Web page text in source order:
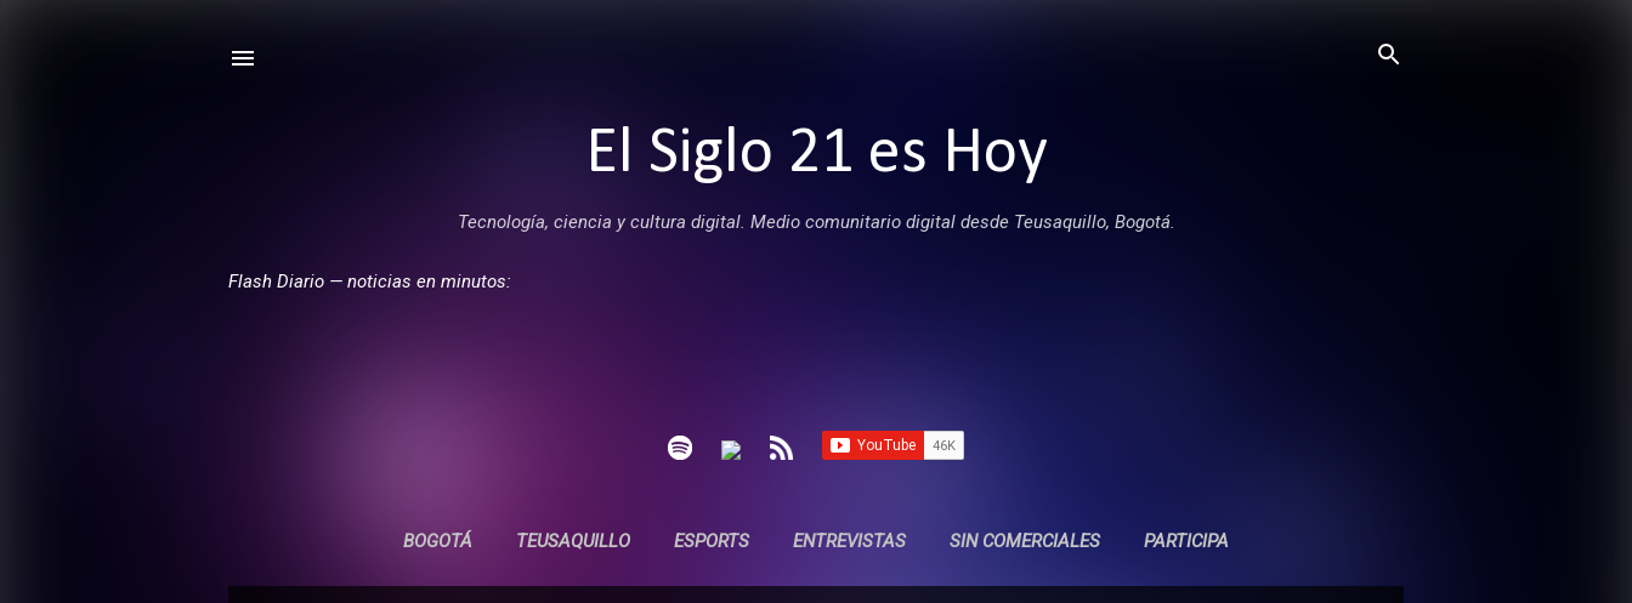
El Siglo 21 es Hoy
Tecnología, ciencia y cultura digital. Medio comunitario digital desde Teusaquillo, Bogotá.
Flash Diario — noticias en minutos:
BOGOTÁ TEUSAQUILLO ESPORTS ENTREVISTAS SIN COMERCIALES PARTICIPA